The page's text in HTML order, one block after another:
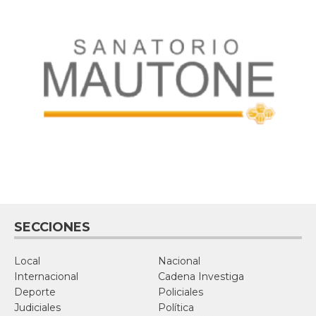
SECCIONES
Local
Nacional
Internacional
Cadena Investiga
Deporte
Policiales
Judiciales
Política